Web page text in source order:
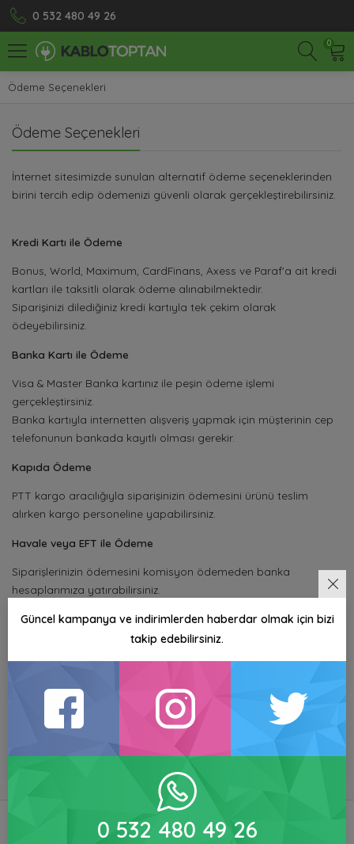
Güncel kampanya ve indirimlerden haberdar olmak için bizi
takip edebilirsiniz.
0 532 480 49 26
0 532 480 49 26
0
Ödeme Seçenekleri
Ödeme Seçenekleri
İnternet sitesimizde sunulan alternatif ödeme seçeneklerinden
birini tercih edip ödemenizi güvenli olarak gerçekleştirebilirsiniz.
Kredi Kartı ile Ödeme
Bonus, World, Maximum, CardFinans, Axess ve Paraf'a ait kredi
kartları ile taksitli olarak ödeme alınabilmektedir.
Siparişinizi dilediğiniz kredi kartıyla tek çekim olarak
ödeyebilirsiniz.
Banka Kartı ile Ödeme
Visa & Master Banka kartınız ile peşin ödeme işlemi
gerçekleştirsiniz.
Banka kartıyla internetten alışveriş yapmak için müşterinin cep
telefonunun bankada kayıtlı olması gerekir.
Kapıda Ödeme
PTT kargo aracılığıyla siparişinizin ödemesini ürünü teslim
alırken kargo personeline yapabilirsiniz.
Havale veya EFT ile Ödeme
Siparişlerinizin ödemesini komisyon ödemeden banka
hesaplarımıza yatırabilirsiniz.
HESAPLI